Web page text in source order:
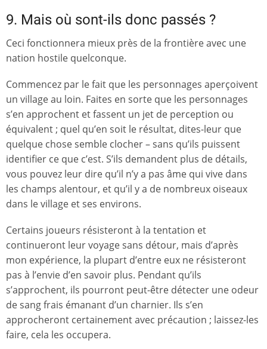
9. Mais où sont-ils donc passés ?
Ceci fonctionnera mieux près de la frontière avec une
nation hostile quelconque.
Commencez par le fait que les personnages aperçoivent
un village au loin. Faites en sorte que les personnages
s’en approchent et fassent un jet de perception ou
équivalent ; quel qu’en soit le résultat, dites-leur que
quelque chose semble clocher – sans qu’ils puissent
identifier ce que c’est. S’ils demandent plus de détails,
vous pouvez leur dire qu’il n’y a pas âme qui vive dans
les champs alentour, et qu’il y a de nombreux oiseaux
dans le village et ses environs.
Certains joueurs résisteront à la tentation et
continueront leur voyage sans détour, mais d’après
mon expérience, la plupart d’entre eux ne résisteront
pas à l’envie d’en savoir plus. Pendant qu’ils
s’approchent, ils pourront peut-être détecter une odeur
de sang frais émanant d’un charnier. Ils s’en
approcheront certainement avec précaution ; laissez-les
faire, cela les occupera.